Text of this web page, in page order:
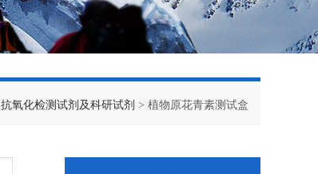
抗氧化检测试剂及科研试剂 > 植物原花青素测试盒